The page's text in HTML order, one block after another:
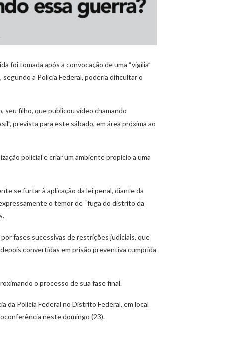
foi tomada após a convocação de uma “vigília”
a Polícia Federal, poderia dificultar o
seu filho, que publicou vídeo chamando
prevista para este sábado, em área próxima ao
policial e criar um ambiente propício a uma
se furtar à aplicação da lei penal, diante da
o temor de “fuga do distrito da
fases sucessivas de restrições judiciais, que
convertidas em prisão preventiva cumprida
o processo de sua fase final.
da Polícia Federal no Distrito Federal, em local
neste domingo (23).